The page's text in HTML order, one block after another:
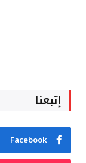
إتبعنا
Facebook